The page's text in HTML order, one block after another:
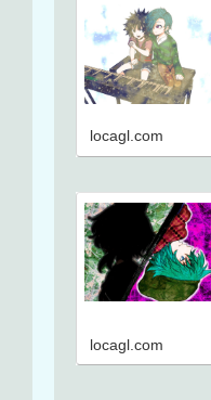
locagl.com
locagl.com